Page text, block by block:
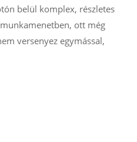
belül komplex, részletes
ott még
versenyez egymással,